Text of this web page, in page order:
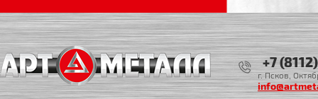
+7
г. Псков,